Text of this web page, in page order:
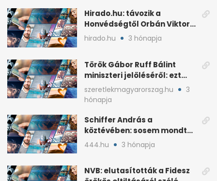
Hirado.hu: távozik a
Honvédségtől Orbán Viktor
fia, Orbán Gáspár
hirado.hu 3 hónapja
Török Gábor Ruff Bálint
miniszteri jelöléséről: ezt
írta a posztjában
szeretlekmagyarorszag.hu
3
hónapja
Schiffer András a
köztévében: sosem mondta,
ki fog nyerni
444.hu 3 hónapja
NVB: elutasították a Fidesz